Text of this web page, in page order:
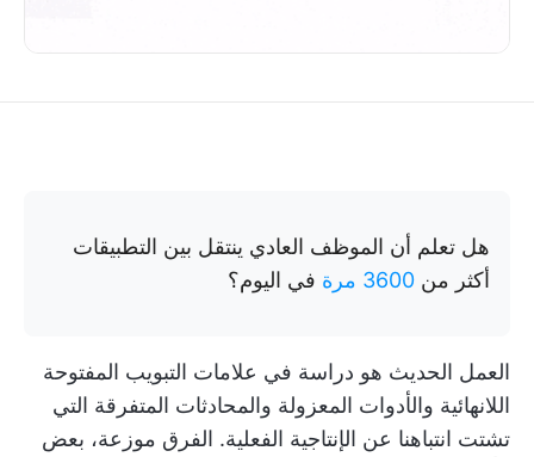
هل تعلم أن الموظف العادي ينتقل بين التطبيقات
أكثر من 3600 مرة في اليوم؟
العمل الحديث هو دراسة في علامات التبويب المفتوحة
اللانهائية والأدوات المعزولة والمحادثات المتفرقة التي
تشتت انتباهنا عن الإنتاجية الفعلية. الفرق موزعة، بعض